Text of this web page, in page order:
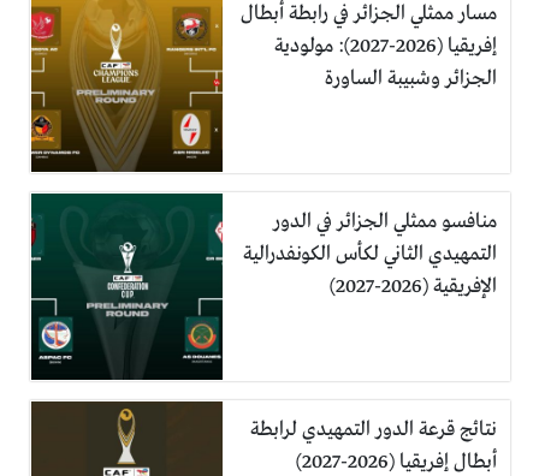
مسار ممثلي الجزائر في رابطة أبطال
إفريقيا (2026-2027): مولودية
الجزائر وشبيبة الساورة
منافسو ممثلي الجزائر في الدور
التمهيدي الثاني لكأس الكونفدرالية
الإفريقية (2026-2027)
نتائج قرعة الدور التمهيدي لرابطة
أبطال إفريقيا (2026-2027)